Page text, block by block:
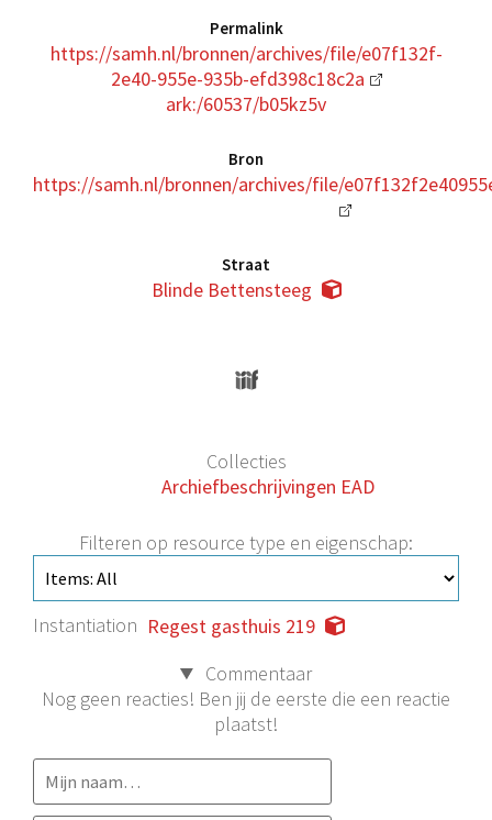
Permalink
https://samh.nl/bronnen/archives/file/e07f132f-
2e40-955e-935b-efd398c18c2a
ark:/60537/b05kz5v
Bron
https://samh.nl/bronnen/archives/file/
Straat
Blinde Bettensteeg
Collecties
Archiefbeschrijvingen EAD
Filteren op resource type en eigenschap:
Instantiation Regest gasthuis 219
Commentaar
Nog geen reacties! Ben jij de eerste die een reactie
plaatst!